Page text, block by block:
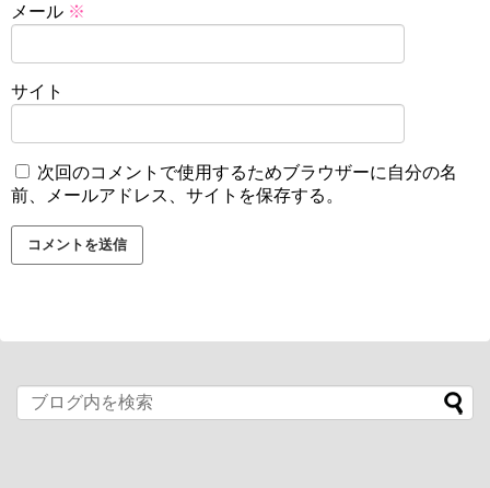
メール ※
サイト
次回のコメントで使用するためブラウザーに自分の名
前、メールアドレス、サイトを保存する。